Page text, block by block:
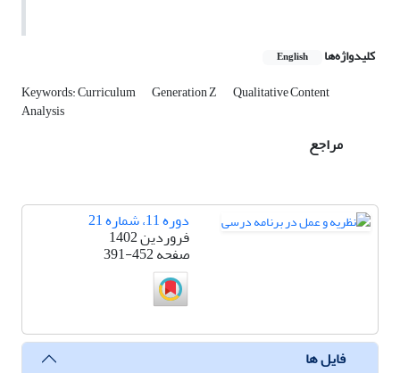
کلیدواژه‌ها English
Keywords: Curriculum Generation Z Qualitative Content
Analysis
مراجع
دوره 11، شماره 21
فروردین 1402
صفحه391-452
فایل ها